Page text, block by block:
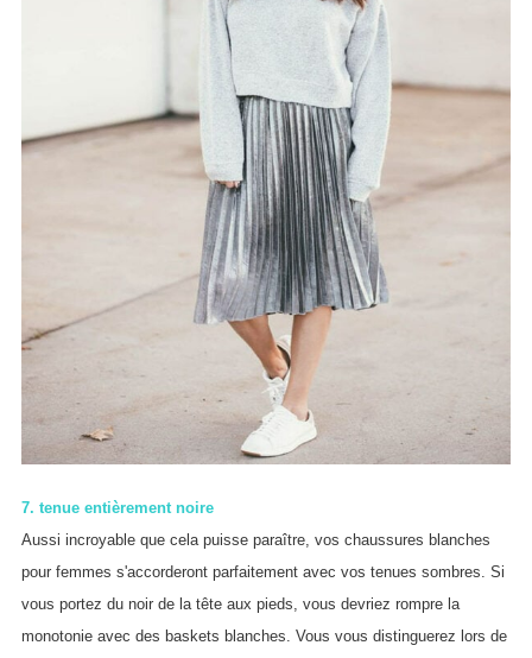
7. tenue entièrement noire
Aussi incroyable que cela puisse paraître, vos chaussures blanches
pour femmes s'accorderont parfaitement avec vos tenues sombres. Si
vous portez du noir de la tête aux pieds, vous devriez rompre la
monotonie avec des baskets blanches. Vous vous distinguerez lors de